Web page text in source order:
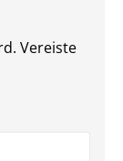
Vereiste